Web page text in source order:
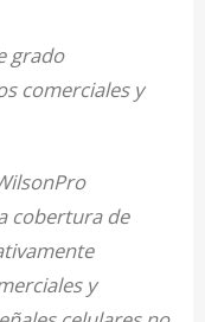
grado
comerciales y
cobertura de
y